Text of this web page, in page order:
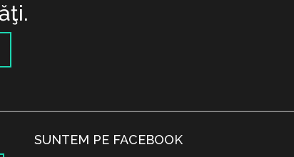
SUNTEM PE FACEBOOK